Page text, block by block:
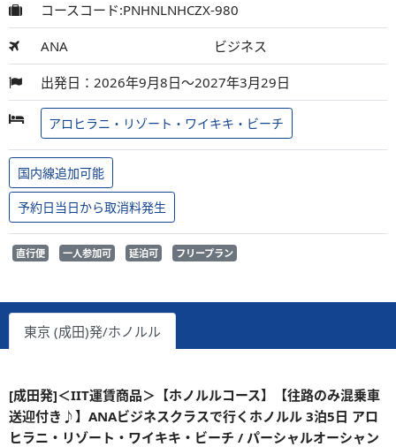
コースコード:PNHNLNHCZX-980
ANA ビジネス
出発日：2026年9月8日～2027年3月29日
アロヒラニ・リゾート・ワイキキ・ビーチ
国内線追加可能
予約日当日から取消料発生
直行便 一人参加可 延泊可 フリープラン
東京 (成田)発/ホノルル
[成田発]＜IIT運賃商品＞【ホノルルコース】【往路のみ混乗車
送迎付き♪】ANAビジネスクラスで行くホノルル 3泊5日 アロ
ヒラニ・リゾート・ワイキキ・ビーチ / パーシャルオーシャン